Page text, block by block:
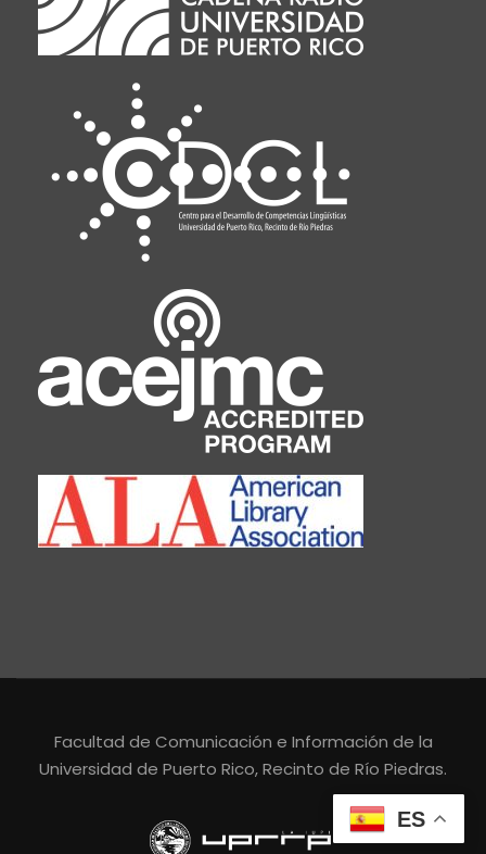
Facultad de Comunicación e Información de la
Universidad de Puerto Rico, Recinto de Río Piedras.
ES